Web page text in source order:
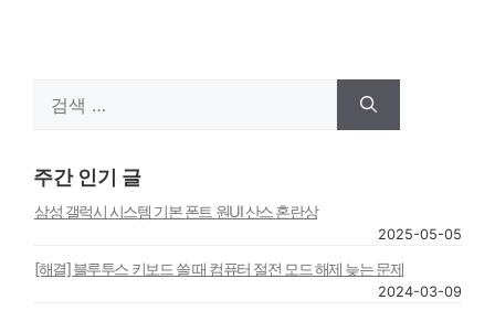
주간 인기 글
삼성 갤럭시 시스템 기본 폰트 원UI 산스 혼란상
2025-05-05
[해결] 블루투스 키보드 쓸 때 컴퓨터 절전 모드 해제 늦는 문제
2024-03-09